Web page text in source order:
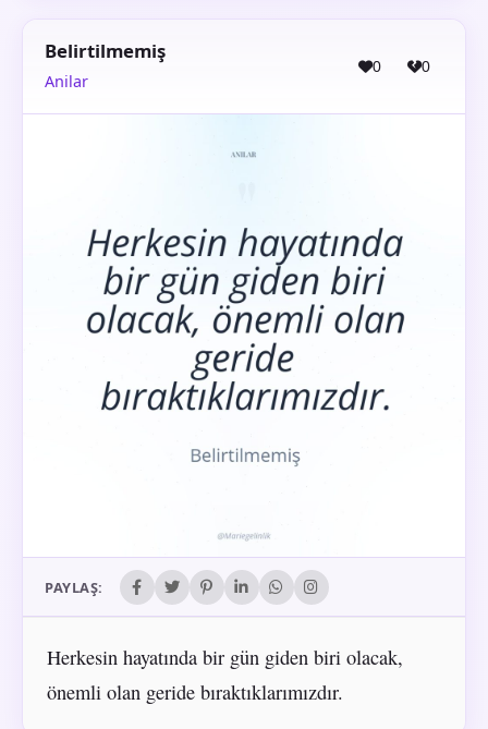
Belirtilmemiş
Anilar
0 0
PAYLAŞ:
Herkesin hayatında bir gün giden biri olacak,
önemli olan geride bıraktıklarımızdır.